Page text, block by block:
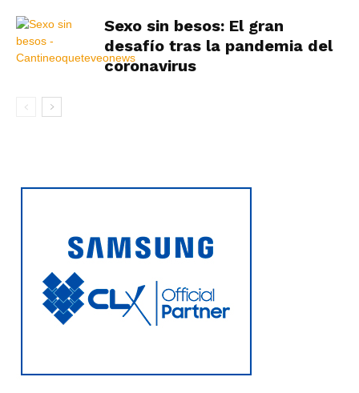
Sexo sin besos: El gran
desafío tras la pandemia del
coronavirus